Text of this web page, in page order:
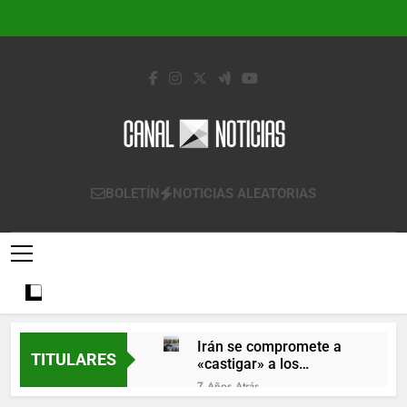
Canal Noticias
Canal Noticias
BOLETÍN NOTICIAS ALEATORIAS
TITULARES
Irán se compromete a
«castigar» a los
responsables de
derribar un avión
7 Años Atrás